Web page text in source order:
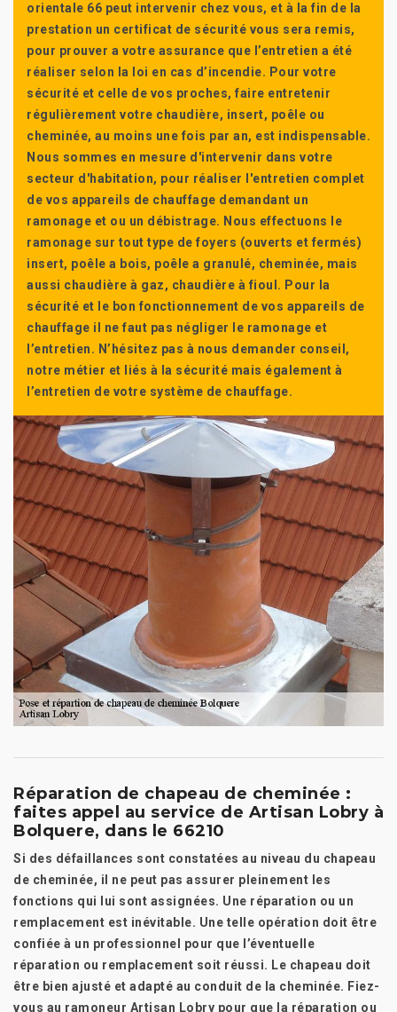
orientale 66 peut intervenir chez vous, et à la fin de la
prestation un certificat de sécurité vous sera remis,
pour prouver a votre assurance que l’entretien a été
réaliser selon la loi en cas d’incendie. Pour votre
sécurité et celle de vos proches, faire entretenir
régulièrement votre chaudière, insert, poêle ou
cheminée, au moins une fois par an, est indispensable.
Nous sommes en mesure d'intervenir dans votre
secteur d'habitation, pour réaliser l'entretien complet
de vos appareils de chauffage demandant un
ramonage et ou un débistrage. Nous effectuons le
ramonage sur tout type de foyers (ouverts et fermés)
insert, poêle a bois, poêle a granulé, cheminée, mais
aussi chaudière à gaz, chaudière à fioul. Pour la
sécurité et le bon fonctionnement de vos appareils de
chauffage il ne faut pas négliger le ramonage et
l’entretien. N’hésitez pas à nous demander conseil,
notre métier et liés à la sécurité mais également à
l’entretien de votre système de chauffage.
Réparation de chapeau de cheminée :
faites appel au service de Artisan Lobry à
Bolquere, dans le 66210
Si des défaillances sont constatées au niveau du chapeau
de cheminée, il ne peut pas assurer pleinement les
fonctions qui lui sont assignées. Une réparation ou un
remplacement est inévitable. Une telle opération doit être
confiée à un professionnel pour que l’éventuelle
réparation ou remplacement soit réussi. Le chapeau doit
être bien ajusté et adapté au conduit de la cheminée. Fiez-
vous au ramoneur Artisan Lobry pour que la réparation ou